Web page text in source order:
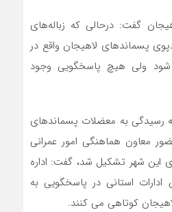
گفت: درحالی که زباله‌های
پسماندهای لاهیجان واقع در
شود ولی هیچ پاسخگویی وجود
رسیدگی به معضلات پسماندهای
معاون هماهنگی امور عمرانی
این شهر تشکیل شد، گفت: اداره
استانی در پاسخگویی به
کوتاهی می کنند.